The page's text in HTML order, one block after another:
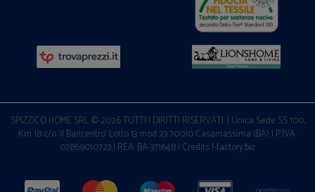
SPIZZICO HOME SRL © 2026 TUTTI I DIRITTI RISERVATI. | Unica Sede SS 100,
Km 18 c/o 'il Baricentro' Lotto 13 mod 23 70010 Casamassima (BA) | P.IVA:
07869010723 | REA: BA-371648 | Credits I-factory.biz